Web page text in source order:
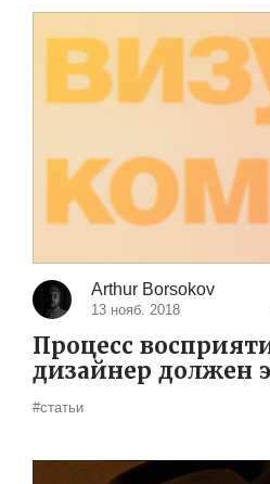
Arthur Borsokov
13 нояб. 2018
Процесс
дизайнер должен
#статьи